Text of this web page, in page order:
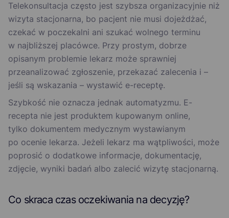
Telekonsultacja często jest szybsza organizacyjnie niż
wizyta stacjonarna, bo pacjent nie musi dojeżdżać,
czekać w poczekalni ani szukać wolnego terminu
w najbliższej placówce. Przy prostym, dobrze
opisanym problemie lekarz może sprawniej
przeanalizować zgłoszenie, przekazać zalecenia i –
jeśli są wskazania – wystawić e-receptę.
Szybkość nie oznacza jednak automatyzmu. E-
recepta nie jest produktem kupowanym online,
tylko dokumentem medycznym wystawianym
po ocenie lekarza. Jeżeli lekarz ma wątpliwości, może
poprosić o dodatkowe informacje, dokumentację,
zdjęcie, wyniki badań albo zalecić wizytę stacjonarną.
Co skraca czas oczekiwania na decyzję?